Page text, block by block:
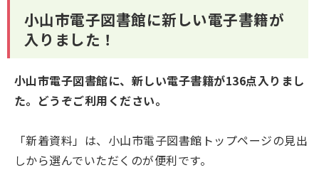
小山市電子図書館に新しい電子書籍が
入りました！
小山市電子図書館に、新しい電子書籍が136点入りまし
た。どうぞご利用ください。
「新着資料」は、小山市電子図書館トップページの見出
しから選んでいただくのが便利です。